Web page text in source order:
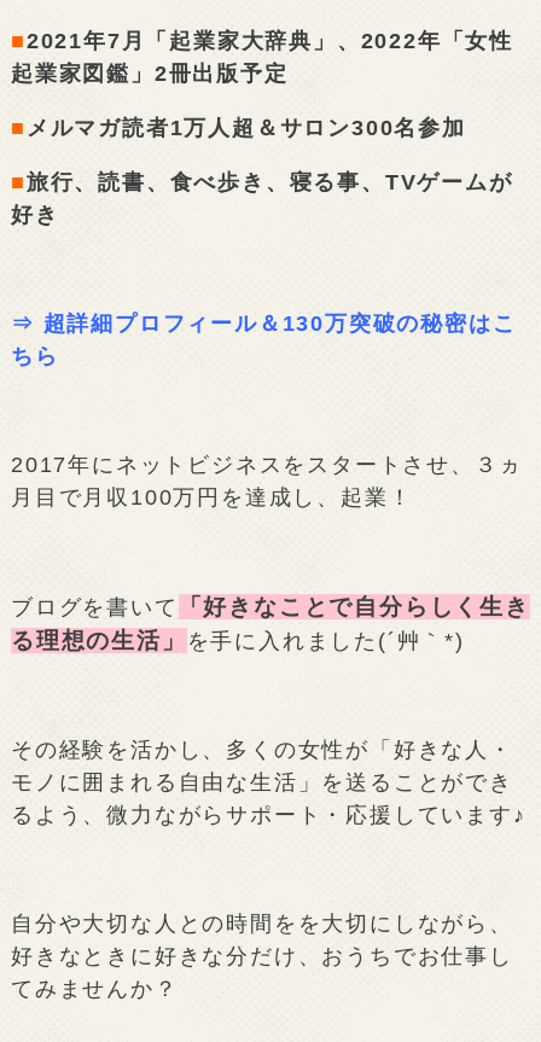
■2021年7月「起業家大辞典」、2022年「女性
起業家図鑑」2冊出版予定
■ メルマガ読者1万人超＆サロン300名参加
■旅行、読書、食べ歩き、寝る事、TVゲームが
好き
⇒ 超詳細プロフィール＆130万突破の秘密はこ
ちら
2017年にネットビジネスをスタートさせ、３ヵ
月目で月収100万円を達成し、起業！
ブログを書いて
「好きなことで自分らしく生き
る理想の生活」
を手に入れました(´艸｀*)
その経験を活かし、多くの女性が「好きな人・
モノに囲まれる自由な生活」を送ることができ
るよう、微力ながらサポート・応援しています♪
自分や大切な人との時間をを大切にしながら、
好きなときに好きな分だけ、おうちでお仕事し
てみませんか？